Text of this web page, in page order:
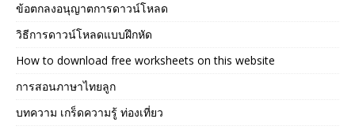
ข้อตกลงอนุญาตการดาวน์โหลด
วิธีการดาวน์โหลดแบบฝึกหัด
How to download free worksheets on this website
การสอนภาษาไทยลูก
บทความ เกร็ดความรู้ ท่องเที่ยว